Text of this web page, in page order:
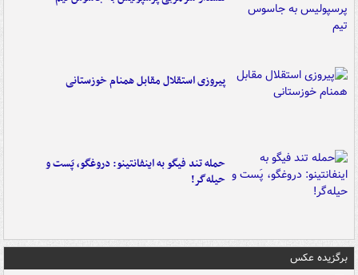
پیروزی استقلال مقابل همنام خوزستانی
حمله تند فیگو به اینفانتینو: دروغگو، پَست‌ و
حیله‌گر!
برگزیده عکس